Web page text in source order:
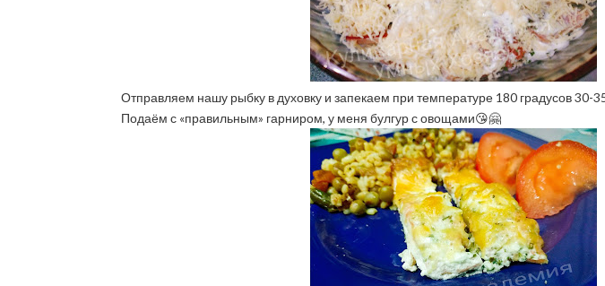
Отправляем нашу рыбку в духовку и запекаем при температуре 180 градусов 30-
Подаём с «правильным» гарниром, у меня булгур с овощами😘🤗